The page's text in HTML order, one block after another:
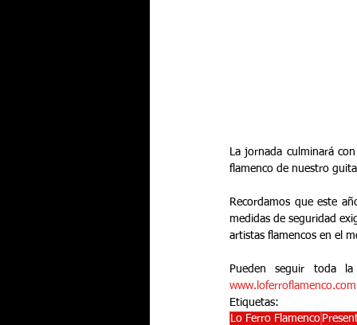
La jornada culminará
flamenco de nuestro
Recordamos que este
medidas de seguridad
artistas flamencos en el
www.loferroflamenco.com
Etiquetas:
Lo Ferro Flamenco